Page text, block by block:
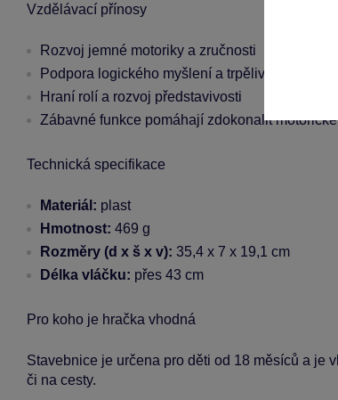
Vzdělávací přínosy
Rozvoj jemné motoriky a zručnosti
Podpora logického myšlení a trpělivosti
Hraní rolí a rozvoj představivosti
Zábavné funkce pomáhají zdokonalit
Technická specifikace
Materiál: plast
Hmotnost: 469 g
Rozměry (d x š x v): 35,4 x 7 x 19,1 cm
Délka vláčku: přes 43 cm
Pro koho je hračka vhodná
Stavebnice je určena pro děti od 18 měsíců a je
či na cesty.